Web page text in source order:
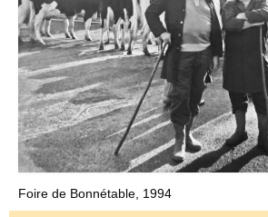
Foire de Bonnétable, 1994